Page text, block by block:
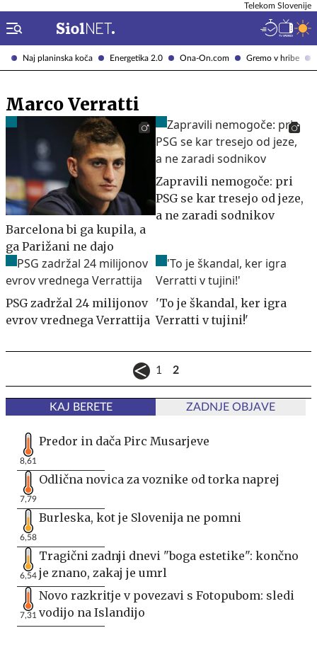
Naj planinska koča Energetika 2.0 Ona-On.com Gremo v hribe
Telekom Slovenije
Marco Verratti
Barcelona bi ga kupila, a
ga Parižani ne dajo
Zapravili nemogoče: pri
PSG se kar tresejo od jeze,
a ne zaradi sodnikov
PSG zadržal 24 milijonov
evrov vrednega Verrattija
'To je škandal, ker igra
Verratti v tujini!'
1 2
KAJ BERETE ZADNJE OBJAVE
8,61
Predor in dača Pirc Musarjeve
7,79
Odlična novica za voznike od torka naprej
6,58
Burleska, kot je Slovenija ne pomni
6,54
Tragični zadnji dnevi "boga estetike": končno
je znano, zakaj je umrl
7,31
Novo razkritje v povezavi s Fotopubom: sledi
vodijo na Islandijo